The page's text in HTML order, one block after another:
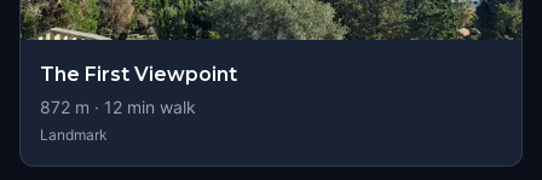
The First Viewpoint
872 m · 12 min walk
Landmark